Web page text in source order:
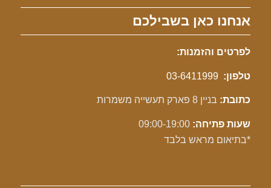
אנחנו כאן בשבילכם
לפרטים והזמנות:
טלפון: 03-6411999
כתובת: בניין 8 פארק תעשייה משמרות
שעות פתיחה:
*בתיאום מראש בלבד